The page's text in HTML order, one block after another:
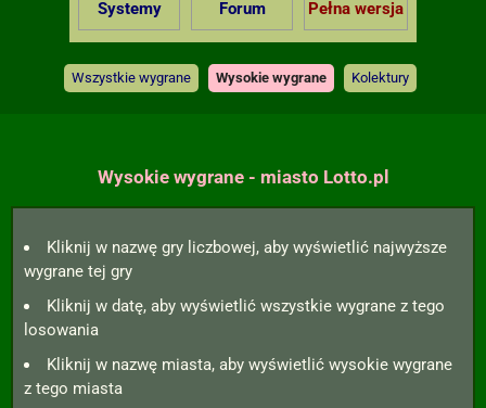
Systemy Forum Pełna wersja
Wszystkie wygrane Wysokie wygrane Kolektury
Wysokie wygrane - miasto Lotto.pl
Kliknij w nazwę gry liczbowej, aby wyświetlić najwyższe
wygrane tej gry
Kliknij w datę, aby wyświetlić wszystkie wygrane z tego
losowania
Kliknij w nazwę miasta, aby wyświetlić wysokie wygrane
z tego miasta